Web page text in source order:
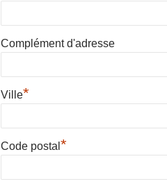
Complément d'adresse
Ville*
Code postal*